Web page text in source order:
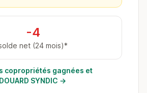
-4
net (24 mois)*
copropriétés gagnées et
SYNDIC →